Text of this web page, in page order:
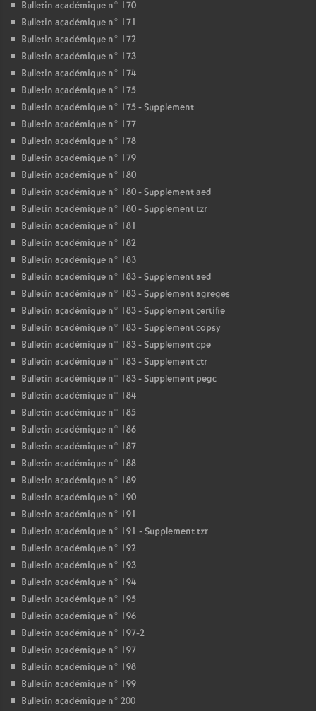
Bulletin académique n° 170
Bulletin académique n° 171
Bulletin académique n° 172
Bulletin académique n° 173
Bulletin académique n° 174
Bulletin académique n° 175
Bulletin académique n° 175 - Supplement
Bulletin académique n° 177
Bulletin académique n° 178
Bulletin académique n° 179
Bulletin académique n° 180
Bulletin académique n° 180 - Supplement aed
Bulletin académique n° 180 - Supplement tzr
Bulletin académique n° 181
Bulletin académique n° 182
Bulletin académique n° 183
Bulletin académique n° 183 - Supplement aed
Bulletin académique n° 183 - Supplement agreges
Bulletin académique n° 183 - Supplement certifie
Bulletin académique n° 183 - Supplement copsy
Bulletin académique n° 183 - Supplement cpe
Bulletin académique n° 183 - Supplement ctr
Bulletin académique n° 183 - Supplement pegc
Bulletin académique n° 184
Bulletin académique n° 185
Bulletin académique n° 186
Bulletin académique n° 187
Bulletin académique n° 188
Bulletin académique n° 189
Bulletin académique n° 190
Bulletin académique n° 191
Bulletin académique n° 191 - Supplement tzr
Bulletin académique n° 192
Bulletin académique n° 193
Bulletin académique n° 194
Bulletin académique n° 195
Bulletin académique n° 196
Bulletin académique n° 197-2
Bulletin académique n° 197
Bulletin académique n° 198
Bulletin académique n° 199
Bulletin académique n° 200